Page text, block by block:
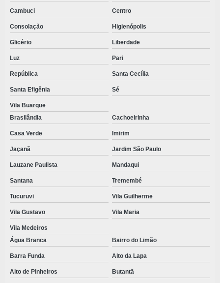
PRODUTOS DESCARTAVEIS PARA CLINICAS
PRODUTOS DESCARTAVEIS HOSPITALARES
PRODUTOS DESCARTAVEIS ODONTOLOGICOS
PRODUTOS DESCARTAVEIS EM TNT
PRODUTOS DESCARTÁVEIS EM TNT E SMS
PRODUTOS ESTÉREIS
PRODUTOS HOSPITALARES ESTÉREIS
PROPÉ DESCARTAVEL PREÇO
ROUPA DESCARTAVEL
ROUPA DESCARTAVEL HOSPITALAR
ROUPAS DESCARTAVEIS EM TNT
SAPATILHA CIRURGICA DESCARTAVEL
SAPATILHA DESCARTAVEL
SAPATILHA PROPÉ ANTIDERRAPANTE
Cambuci Centro
Consolação Higienópolis
Glicério Liberdade
Luz Pari
República Santa Cecília
Santa Efigênia Sé
Vila Buarque
Brasilândia
Cachoeirinha
Casa Verde Imirim
Jaçanã Jardim São Paulo
Lauzane Paulista Mandaqui
Santana Tremembé
Tucuruvi Vila Guilherme
Vila Gustavo Vila Maria
Vila Medeiros
Água Branca
Bairro do Limão
Barra Funda Alto da Lapa
Alto de Pinheiros Butantã